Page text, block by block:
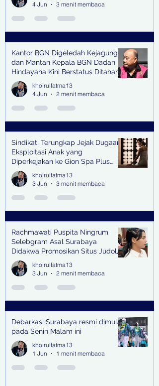
4 Jun
3 menit membaca
Kantor BGN Digeledah Kejagung
dan Mantan Kepala BGN Dadan
Hindayana Kini Berstatus Ditahan
khoirulfatma13
4 Jun
2 menit membaca
Sindikat, Terungkap Jejak Dugaan
Eksploitasi Anak yang
Diperkejakan ke Gion Spa Plus
and Pub Surabaya,
khoirulfatma13
3 Jun
3 menit membaca
Rachmawati Puspita Ningrum
Selebgram Asal Surabaya
Didakwa Promosikan Situs Judol,
Raup Rp2 Juta dari Tiga Kali
Endorse
khoirulfatma13
3 Jun
2 menit membaca
Debarkasi Surabaya resmi dimulai
pada Senin Malam ini
khoirulfatma13
1 Jun
1 menit membaca